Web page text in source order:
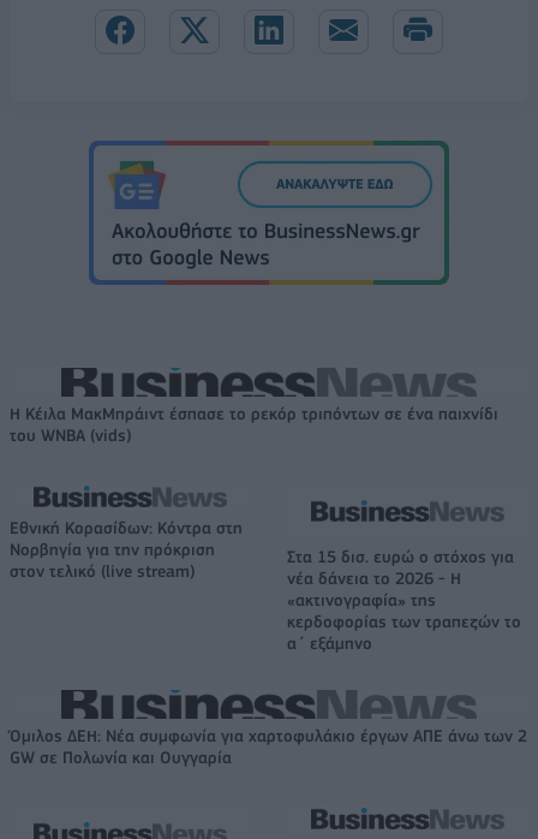
Η Κέιλα ΜακΜπράιντ έσπασε το ρεκόρ τριπόντων σε ένα παιχνίδι
του WNBA (vids)
Εθνική Κορασίδων: Κόντρα στη
Νορβηγία για την πρόκριση
στον τελικό (live stream)
Στα 15 δισ. ευρώ ο στόχος για
νέα δάνεια το 2026 - Η
«ακτινογραφία» της
κερδοφορίας των τραπεζών το
α΄ εξάμηνο
Όμιλος ΔΕΗ: Νέα συμφωνία για χαρτοφυλάκιο έργων ΑΠΕ άνω των 2
GW σε Πολωνία και Ουγγαρία